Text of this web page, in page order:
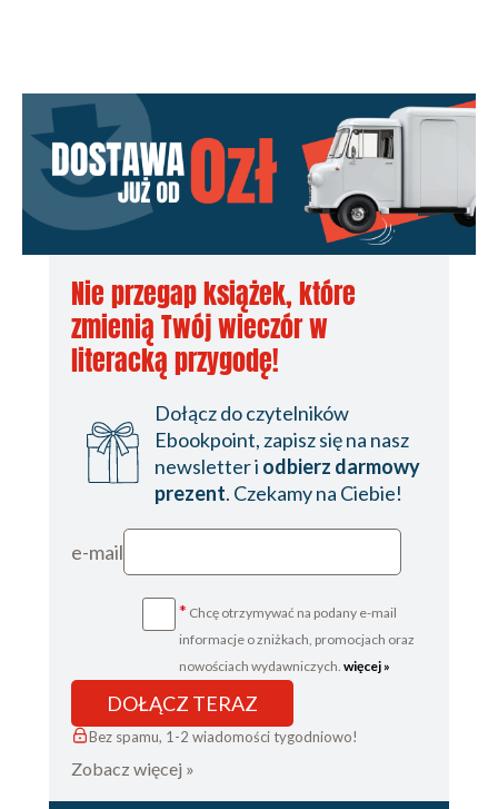
Nie przegap książek, które
zmienią Twój wieczór w
literacką przygodę!
Dołącz do czytelników
Ebookpoint, zapisz się na nasz
newsletter i odbierz darmowy
prezent. Czekamy na Ciebie!
e-mail
* Chcę otrzymywać na podany e-mail
informacje o zniżkach, promocjach oraz
nowościach wydawniczych. więcej »
DOŁĄCZ TERAZ
Bez spamu, 1-2 wiadomości tygodniowo!
Zobacz więcej »